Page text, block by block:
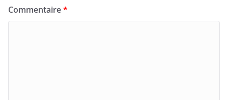
Commentaire*